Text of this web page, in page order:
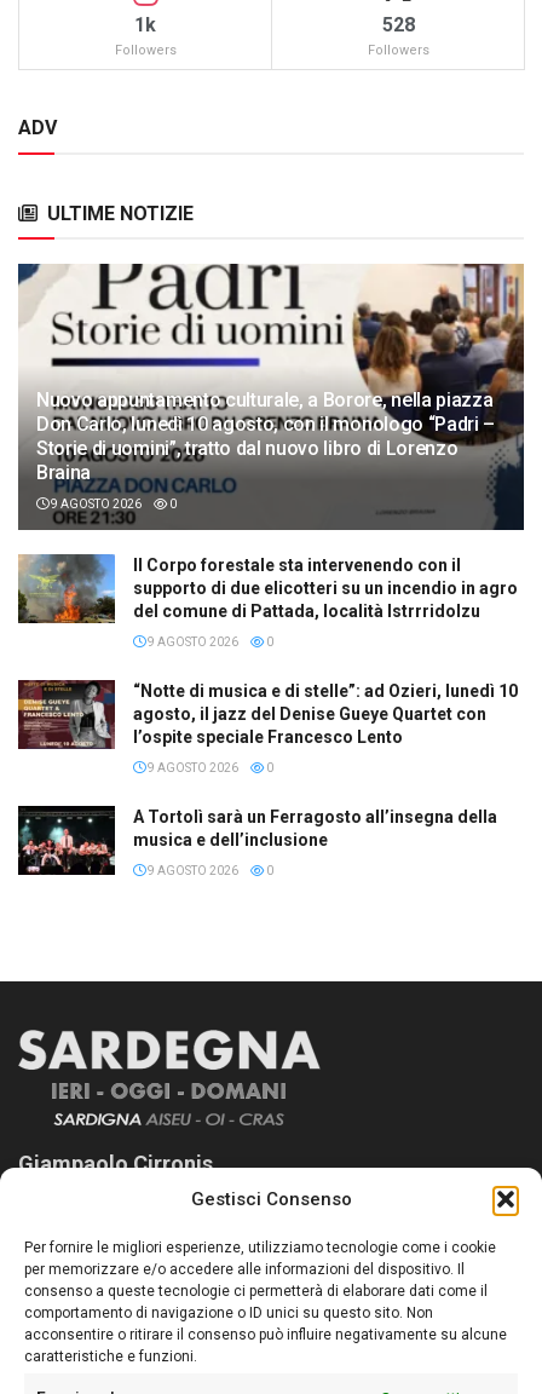
Gestisci Consenso
Per fornire le migliori esperienze, utilizziamo tecnologie come i cookie
per memorizzare e/o accedere alle informazioni del dispositivo. Il
consenso a queste tecnologie ci permetterà di elaborare dati come il
comportamento di navigazione o ID unici su questo sito. Non
acconsentire o ritirare il consenso può influire negativamente su alcune
caratteristiche e funzioni.
1k
Followers
528
Followers
ADV
ULTIME NOTIZIE
Nuovo appuntamento culturale, a Borore, nella piazza
Don Carlo, lunedì 10 agosto, con il monologo “Padri –
Storie di uomini”, tratto dal nuovo libro di Lorenzo
Braina
9 AGOSTO 2026 0
Il Corpo forestale sta intervenendo con il
supporto di due elicotteri su un incendio in agro
del comune di Pattada, località Istrrridolzu
9 AGOSTO 2026 0
“Notte di musica e di stelle”: ad Ozieri, lunedì 10
agosto, il jazz del Denise Gueye Quartet con
l’ospite speciale Francesco Lento
9 AGOSTO 2026 0
A Tortolì sarà un Ferragosto all’insegna della
musica e dell’inclusione
9 AGOSTO 2026 0
Giampaolo Cirronis
Sardegna Ieri-Oggi-Domani nasce per informare “liberamente” i
lettori su quanto accade in Sardegna, con un occhio rivolto al
nostro passato e, soprattutto, al nostro futuro
Follow Us